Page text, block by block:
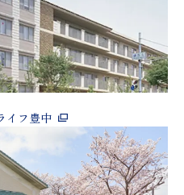
イフ豊中